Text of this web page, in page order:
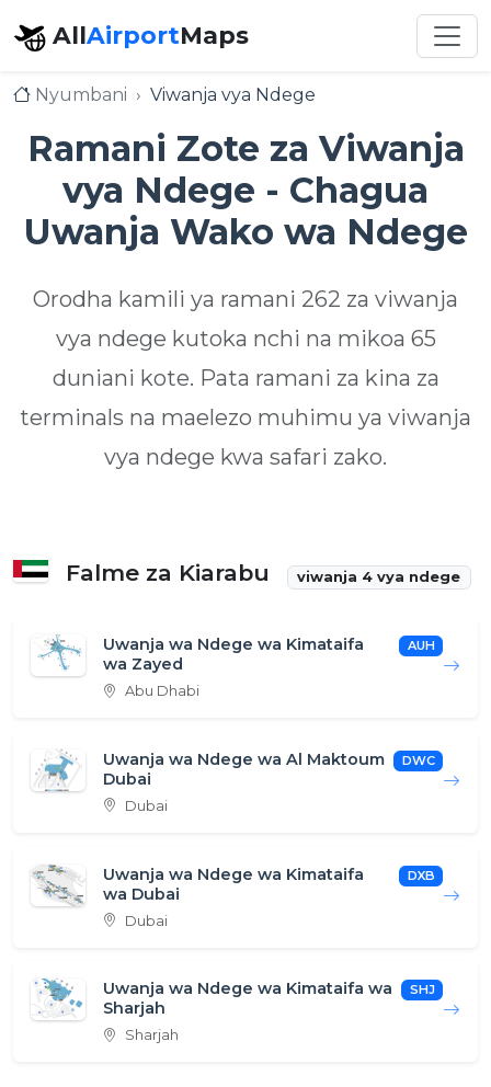
AllAirportMaps
Nyumbani Viwanja vya Ndege
Ramani Zote za Viwanja
vya Ndege - Chagua
Uwanja Wako wa Ndege
Orodha kamili ya ramani 262 za viwanja
vya ndege kutoka nchi na mikoa 65
duniani kote. Pata ramani za kina za
terminals na maelezo muhimu ya viwanja
vya ndege kwa safari zako.
Falme za Kiarabu viwanja 4 vya ndege
Uwanja wa Ndege wa Kimataifa
wa Zayed
AUH
Abu Dhabi
Uwanja wa Ndege wa Al Maktoum
Dubai
DWC
Dubai
Uwanja wa Ndege wa Kimataifa
wa Dubai
DXB
Dubai
Uwanja wa Ndege wa Kimataifa wa
Sharjah
SHJ
Sharjah